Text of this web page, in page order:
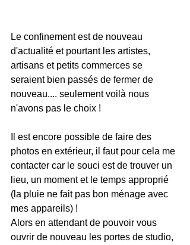
Le confinement est de nouveau
d'actualité et pourtant les artistes,
artisans et petits commerces se
seraient bien passés de fermer de
nouveau.... seulement voilà nous
n'avons pas le choix !
Il est encore possible de faire des
photos en extérieur, il faut pour cela me
contacter car le souci est de trouver un
lieu, un moment et le temps approprié
(la pluie ne fait pas bon ménage avec
mes appareils) !
Alors en attendant de pouvoir vous
ouvrir de nouveau les portes de studio,